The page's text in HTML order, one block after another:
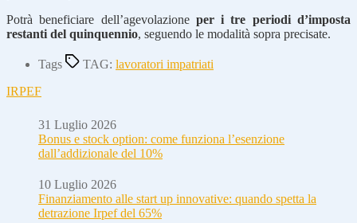
Potrà beneficiare dell’agevolazione per i tre periodi d’imposta
restanti del quinquennio, seguendo le modalità sopra precisate.
Tags TAG: lavoratori impatriati
IRPEF
31 Luglio 2026
Bonus e stock option: come funziona l’esenzione
dall’addizionale del 10%
10 Luglio 2026
Finanziamento alle start up innovative: quando spetta la
detrazione Irpef del 65%